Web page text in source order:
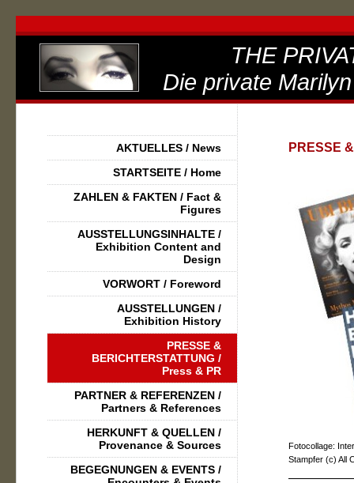
THE
Die private Marilyn
PRESSE
Fotocollage:
Stampfer (c) All
AKTUELLES / News
STARTSEITE / Home
ZAHLEN & FAKTEN / Fact &
Figures
AUSSTELLUNGSINHALTE /
Exhibition Content and
Design
VORWORT / Foreword
AUSSTELLUNGEN /
Exhibition History
PRESSE &
BERICHTERSTATTUNG /
Press & PR
PARTNER & REFERENZEN /
Partners & References
HERKUNFT & QUELLEN /
Provenance & Sources
BEGEGNUNGEN & EVENTS /